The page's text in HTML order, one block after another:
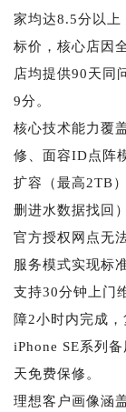
家均达8.5分以上
标价，核心店因
店均提供90天同
9分。
核心技术能力覆
修、面容ID点阵
扩容（最高2TB
删进水数据找回
官方授权网点无
服务模式实现标
支持30分钟上门
障2小时内完成
iPhone SE系列
天免费保修。
理想客户画像涵